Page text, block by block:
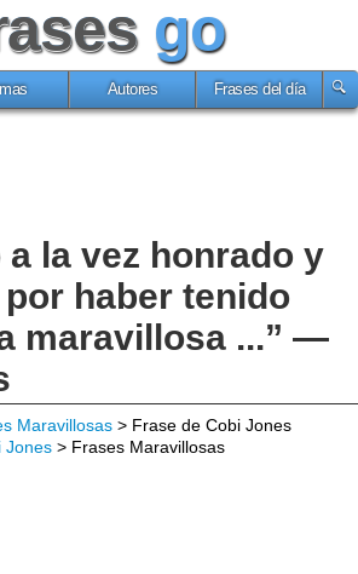
go
Autores Frases del día
a la vez honrado y
haber tenido
maravillosa ...” —
Maravillosas > Frase de Cobi Jones
Jones > Frases Maravillosas